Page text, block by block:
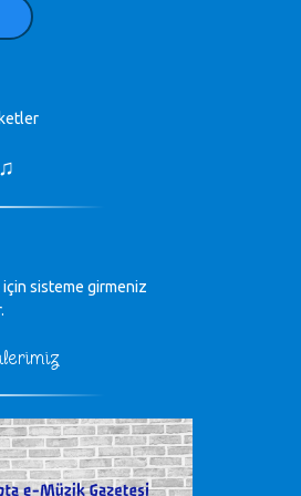
için öpün.
- 07.01.2023
- 24.11.2022
Cüneyt bey, yazımda da
bey bilgilerinizi kontrol
cso kurulrş kanununda
♫
sisteme girmeniz